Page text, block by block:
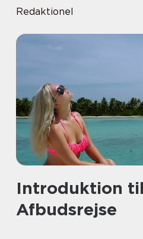
Redaktionel
Introduktion
Afbudsrejse